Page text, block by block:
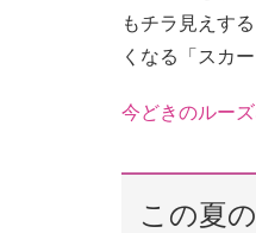
もチラ見えす
くなる「スカ
今どきのルー
この夏